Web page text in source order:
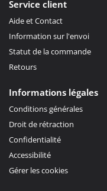
Service client
Aide et Contact
Information sur l'envoi
Statut de la commande
Retours
Informations légales
Conditions générales
Droit de rétraction
Confidentialité
Accessibilité
Gérer les cookies